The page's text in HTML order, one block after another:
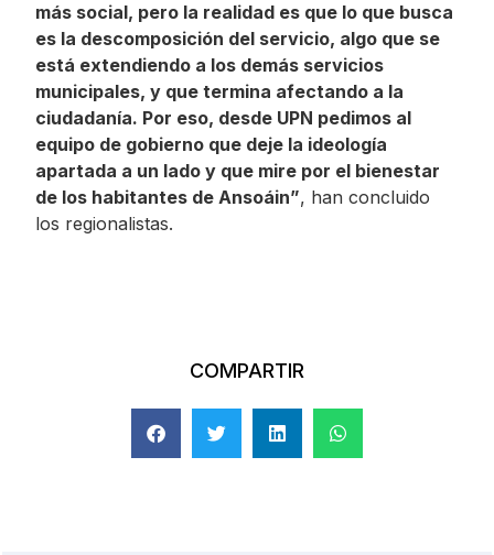
más social, pero la realidad es que lo que busca
es la descomposición del servicio, algo que se
está extendiendo a los demás servicios
municipales, y que termina afectando a la
ciudadanía. Por eso, desde UPN pedimos al
equipo de gobierno que deje la ideología
apartada a un lado y que mire por el bienestar
de los habitantes de Ansoáin”, han concluido
los regionalistas.
COMPARTIR